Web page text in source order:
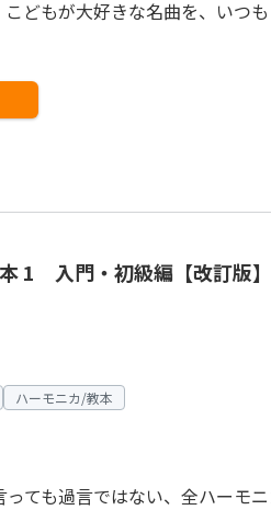
どもが大好きな名曲を、いつ
1 入門・初級編【改訂版】
ハーモニカ/教本
ても過言ではない、全ハーモニ